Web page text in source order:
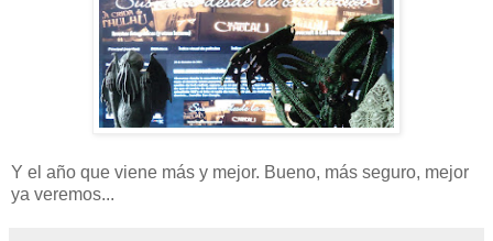
Y el año que viene más y mejor. Bueno, más seguro, mejor
ya veremos...